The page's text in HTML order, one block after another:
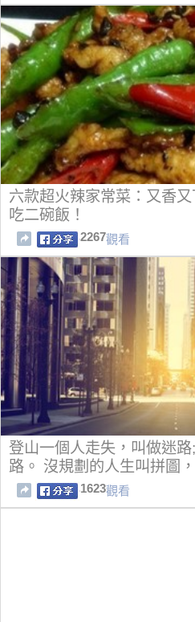
六款超火辣家常菜：又香
吃二碗飯！
2267觀看
登山一個人走失，叫做迷
路。 沒規劃的人生叫拼圖
圖！
1623觀看